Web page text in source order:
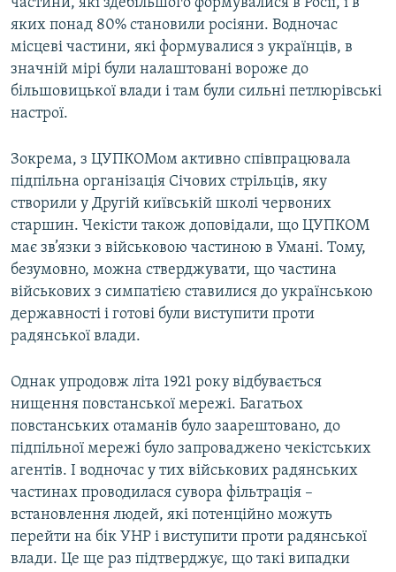
яких понад 80% становили росіяни. Водночас
місцеві частини, які формувалися з українців, в
значній мірі були налаштовані вороже до
більшовицької влади і там були сильні петлюрівські
настрої.
Зокрема, з ЦУПКОМом активно співпрацювала
підпільна організація Січових стрільців, яку
створили у Другій київській школі червоних
старшин. Чекісти також доповідали, що ЦУПКОМ
має зв’язки з військовою частиною в Умані. Тому,
безумовно, можна стверджувати, що частина
військових з симпатією ставилися до українською
державності і готові були виступити проти
радянської влади.
Однак упродовж літа 1921 року відбувається
нищення повстанської мережі. Багатьох
повстанських отаманів було заарештовано, до
підпільної мережі було запроваджено чекістських
агентів. І водночас у тих військових радянських
частинах проводилася сувора фільтрація –
встановлення людей, які потенційно можуть
перейти на бік УНР і виступити проти радянської
влади. Це ще раз підтверджує, що такі випадки